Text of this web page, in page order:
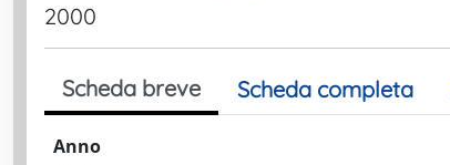
2000
Scheda breve Scheda completa
Anno